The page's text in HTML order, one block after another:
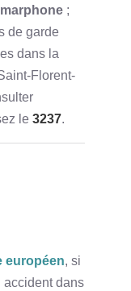
;
de garde
dans la
Florent-
le 3237.
européen, si
accident dans